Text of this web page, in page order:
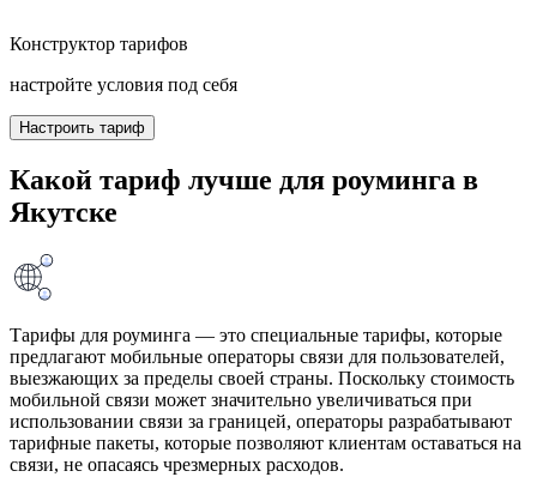
Конструктор тарифов
настройте условия под себя
Настроить тариф
Какой тариф лучше для роуминга в
Якутске
Тарифы для роуминга — это специальные тарифы, которые
предлагают мобильные операторы связи для пользователей,
выезжающих за пределы своей страны. Поскольку стоимость
мобильной связи может значительно увеличиваться при
использовании связи за границей, операторы разрабатывают
тарифные пакеты, которые позволяют клиентам оставаться на
связи, не опасаясь чрезмерных расходов.